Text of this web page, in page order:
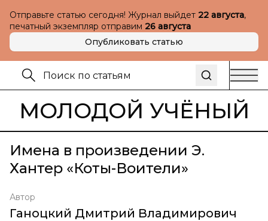
Отправьте статью сегодня! Журнал выйдет 22 августа,
печатный экземпляр отправим 26 августа
Опубликовать статью
МОЛОДОЙ УЧЁНЫЙ
Имена в произведении Э.
Хантер «Коты-Воители»
Автор
Ганоцкий Дмитрий Владимирович